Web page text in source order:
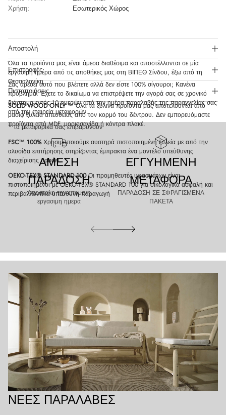
Χρήση:
Εσωτερικός Χώρος
Αποστολή
Όλα τα προϊόντα μας είναι άμεσα διαθέσιμα και αποστέλλονται σε μία
εργάσιμη ημέρα από τις αποθήκες μας στη ΒΙΠΕΘ Σίνδου, έξω από τη
Θεσσαλονίκη.
Επιστροφές
Σας αρέσει αυτό που βλέπετε αλλά δεν είστε 100% σίγουροι; Κανένα
πρόβλημα. Έχετε το δικαίωμα να επιστρέψετε την αγορά σας σε χρονικό
διάστημα εντός 10 ημερών από την ημέρα παραλαβής της παραγγελίας σας
από την εταιρεία μεταφορών.
* τα μεταφορικά σας επιβαρύνουν
Πιστοποιήσεις
SOLID WOOD ONLY™ Όλα τα ξύλινα προϊόντα μας αποτελούνται από
μασίφ ξυλεία απευθείας από τον κορμό του δέντρου. Δεν εμπορευόμαστε
προϊόντα από MDF, μοριοσανίδα ή κόντρα πλακέ.
FSC™ 100%Χρησιμοποιούμε αυστηρά πιστοποιημένη ξυλεία με από την
αλυσίδα επιτήρησης στηρίζοντας έμπρακτα ένα μοντέλο υπεύθυνης
διαχείρισης δασών.
OEKO-TEX® STANDARD 100Οι προμηθευτές υφασμάτων είναι
πιστοποιημένοι με OEKO-TEX® STANDARD 100 για οικολογικά ασφαλή και
περιβαλλοντικά υπεύθυνη παραγωγή
ΑΜΕΣΗ
ΠΑΡΑΔΟΣΗ
Αποστολη την επομενη
εργασιμη ημερα
ΕΓΓΥΗΜΕΝΗ
ΜΕΤΑΦΟΡΑ
ΠΑΡΑΔΟΣΗ ΣΕ ΣΦΡΑΓΙΣΜΕΝΑ
ΠΑΚΕΤΑ
ΝΈΕΣ ΠΑΡΑΛΑΒΈΣ